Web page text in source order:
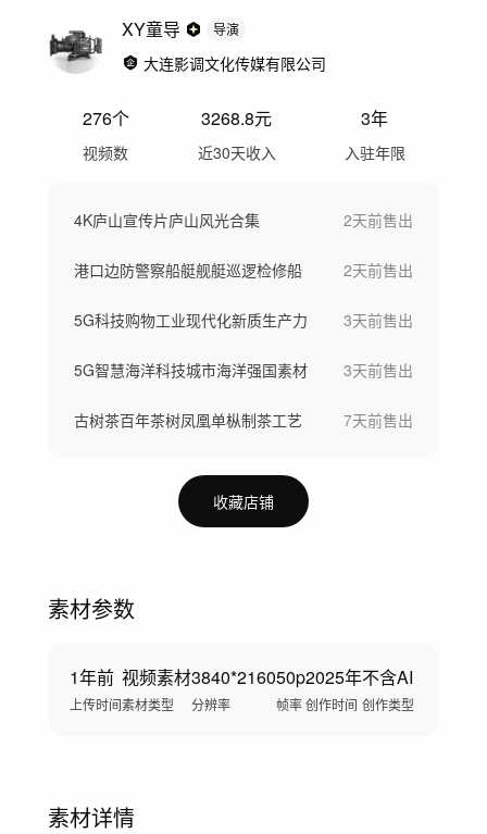
XY童导 导演
大连影调文化传媒有限公司
276个
视频数
3268.8元
近30天收入
3年
入驻年限
4K庐山宣传片庐山风光合集 2天前售出
港口边防警察船艇舰艇巡逻检修船 2天前售出
5G科技购物工业现代化新质生产力 3天前售出
5G智慧海洋科技城市海洋强国素材 3天前售出
古树茶百年茶树凤凰单枞制茶工艺 7天前售出
收藏店铺
素材参数
1年前
上传时间
视频素材
素材类型
3840*2160
分辨率
50p
帧率
2025年
创作时间
不含AI
创作类型
素材详情